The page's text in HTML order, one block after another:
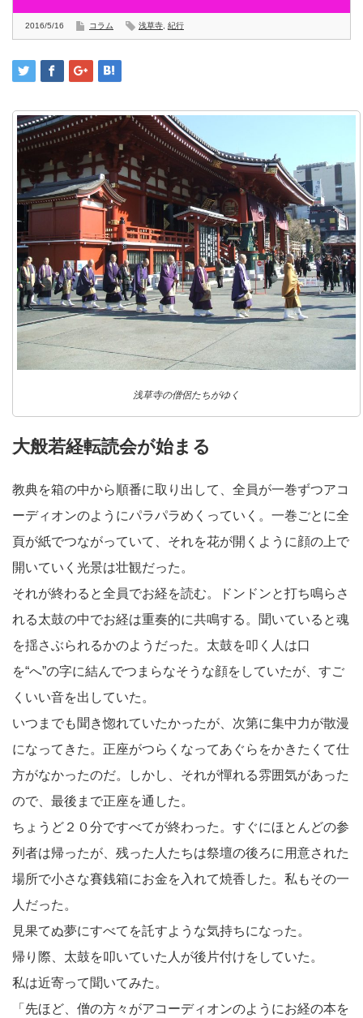
2016/5/16 コラム 浅草寺 紀行
浅草寺の僧侶たちがゆく
大般若経転読会が始まる
教典を箱の中から順番に取り出して、全員が一巻ずつアコ
ーディオンのようにパラパラめくっていく。一巻ごとに全
頁が紙でつながっていて、それを花が開くように顔の上で
開いていく光景は壮観だった。
それが終わると全員でお経を読む。ドンドンと打ち鳴らさ
れる太鼓の中でお経は重奏的に共鳴する。聞いていると魂
を揺さぶられるかのようだった。太鼓を叩く人は口
を“へ”の字に結んでつまらなそうな顔をしていたが、すご
くいい音を出していた。
いつまでも聞き惚れていたかったが、次第に集中力が散漫
になってきた。正座がつらくなってあぐらをかきたくて仕
方がなかったのだ。しかし、それが憚れる雰囲気があった
ので、最後まで正座を通した。
ちょうど２０分ですべてが終わった。すぐにほとんどの参
列者は帰ったが、残った人たちは祭壇の後ろに用意された
場所で小さな賽銭箱にお金を入れて焼香した。私もその一
人だった。
見果てぬ夢にすべてを託すような気持ちになった。
帰り際、太鼓を叩いていた人が後片付けをしていた。
私は近寄って聞いてみた。
「先ほど、僧の方々がアコーディオンのようにお経の本を